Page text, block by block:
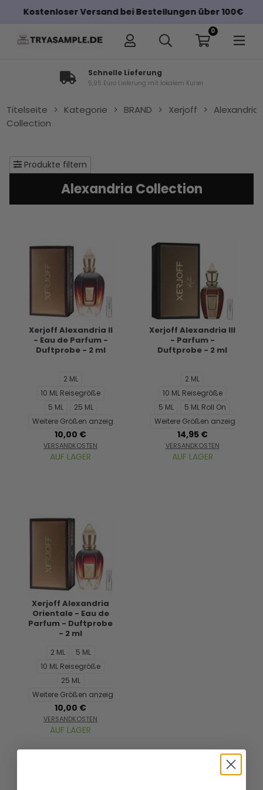
Kostenloser Versand bei Bestellungen über 100€
0
Schnelle Lieferung
5,95 Euro Lieferung mit lokalem Kurier
Titelseite > Kategorie > BRAND > Xerjoff > Alexandria
Collection
Produkte filtern
Alexandria Collection
Xerjoff Alexandria II
- Eau de Parfum -
Duftprobe - 2 ml
2 ML
10 ML Reisegröße
5 ML
25 ML
Weitere Größen anzeigen...
10,00 €
VERSANDKOSTEN
AUF LAGER
Xerjoff Alexandria III
- Parfum -
Duftprobe - 2 ml
2 ML
10 ML Reisegröße
5 ML
5 ML Roll On
Weitere Größen anzeigen...
14,95 €
VERSANDKOSTEN
AUF LAGER
Xerjoff Alexandria
Orientale - Eau de
Parfum - Duftprobe
- 2 ml
2 ML
5 ML
10 ML Reisegröße
25 ML
Weitere Größen anzeigen...
10,00 €
VERSANDKOSTEN
AUF LAGER